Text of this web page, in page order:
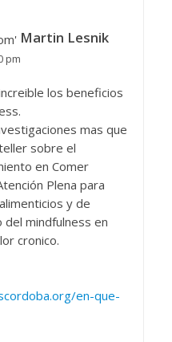
Martin Lesnik
pm
los beneficios
mas que
sobre el
en Comer
Plena para
y de
mindfulness en
cronico.
en-que-